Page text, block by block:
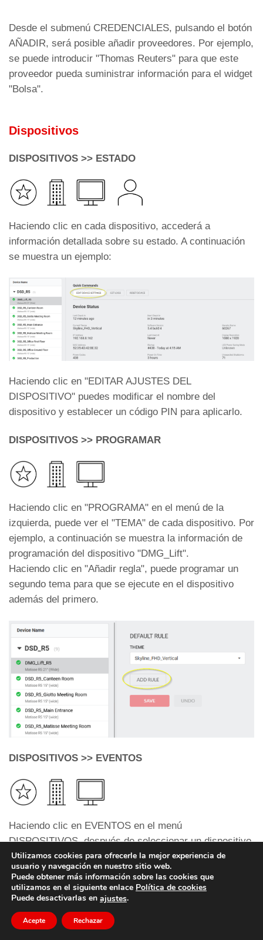
Desde el submenú CREDENCIALES, pulsando el botón
AÑADIR, será posible añadir proveedores. Por ejemplo,
se puede introducir "Thomas Reuters" para que este
proveedor pueda suministrar información para el widget
"Bolsa".
Dispositivos
DISPOSITIVOS >> ESTADO
Haciendo clic en cada dispositivo, accederá a
información detallada sobre su estado. A continuación
se muestra un ejemplo:
Haciendo clic en "EDITAR AJUSTES DEL
DISPOSITIVO" puedes modificar el nombre del
dispositivo y establecer un código PIN para aplicarlo.
DISPOSITIVOS >> PROGRAMAR
Haciendo clic en "PROGRAMA" en el menú de la
izquierda, puede ver el "TEMA" de cada dispositivo. Por
ejemplo, a continuación se muestra la información de
programación del dispositivo "DMG_Lift".
Haciendo clic en "Añadir regla", puede programar un
segundo tema para que se ejecute en el dispositivo
además del primero.
DISPOSITIVOS >> EVENTOS
Haciendo clic en EVENTOS en el menú
DISPOSITIVOS, después de seleccionar un dispositivo
específico, se le mostrará un panel con los eventos
más recientes del dispositivo seleccionado. Por
ejemplo, a continuación se muestra la información de
'Eventos' para 'DSD_R5_Canteen Room'.
Haciendo clic en EXPORTAR A CSV, puede exportar
los datos mostrados.
Utilizamos cookies para ofrecerle la mejor experiencia de
usuario y navegación en nuestro sitio web.
Puede obtener más información sobre las cookies que
utilizamos en el siguiente enlace Política de cookies
Puede desactivarlas en ajustes.
Acepte Rechazar